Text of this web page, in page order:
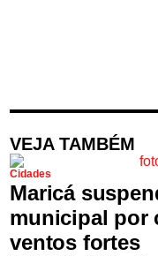
VEJA TAMBÉM
Cidades
Maricá
municipal por
ventos fortes